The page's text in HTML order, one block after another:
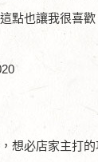
點也讓我很喜
想必店家主打